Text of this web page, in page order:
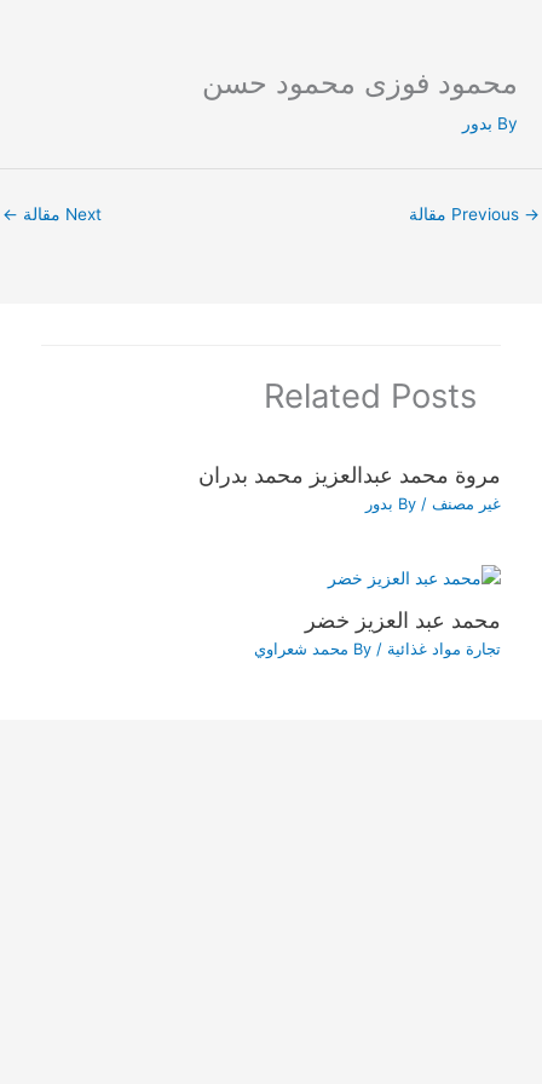
content
محمود فوزى محمود حسن
By بدور
→ Next مقالة ←
Related Posts
مروة محمد عبدالعزيز محمد بدران
غير مصنف / By بدور
محمد عبد العزيز خضر
تجارة مواد غذائية / By محمد شعراوي